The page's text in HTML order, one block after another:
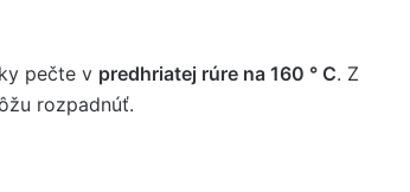
pečte v predhriatej rúre na 160 ° C. Z
rozpadnúť.